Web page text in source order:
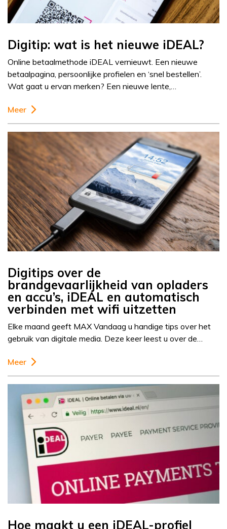
Digitip: wat is het nieuwe iDEAL?
Online betaalmethode iDEAL vernieuwt. Een nieuwe
betaalpagina, persoonlijke profielen en ‘snel bestellen’.
Wat gaat u ervan merken? Een nieuwe lente,…
Meer
Digitips over de
brandgevaarlijkheid van opladers
en accu’s, iDEAL en automatisch
verbinden met wifi uitzetten
Elke maand geeft MAX Vandaag u handige tips over het
gebruik van digitale media. Deze keer leest u over de…
Meer
Hoe maakt u een iDEAL-profiel